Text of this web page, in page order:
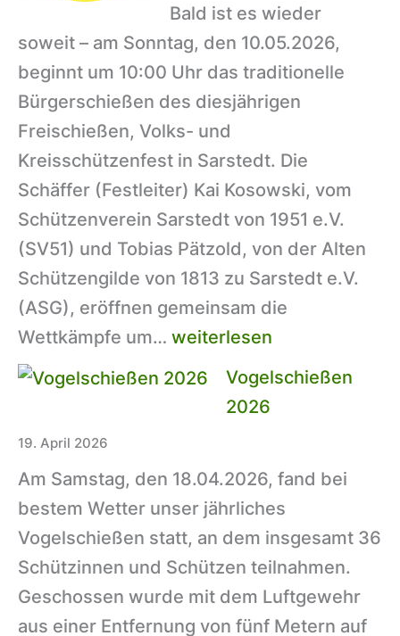
Endergebnisse
Bald ist es wieder
soweit – am Sonntag, den 10.05.2026,
beginnt um 10:00 Uhr das traditionelle
Bürgerschießen des diesjährigen
Freischießen, Volks- und
Kreisschützenfest in Sarstedt. Die
Schäffer (Festleiter) Kai Kosowski, vom
Schützenverein Sarstedt von 1951 e.V.
(SV51) und Tobias Pätzold, von der Alten
Schützengilde von 1813 zu Sarstedt e.V.
(ASG), eröffnen gemeinsam die
Wettkämpfe um… Kreisschützenfest
am
10.05.2026
weiterlesen
Vogelschießen
2026
19. April 2026
Am Samstag, den 18.04.2026, fand bei
bestem Wetter unser jährliches
Vogelschießen statt, an dem insgesamt 36
Schützinnen und Schützen teilnahmen.
Geschossen wurde mit dem Luftgewehr
aus einer Entfernung von fünf Metern auf